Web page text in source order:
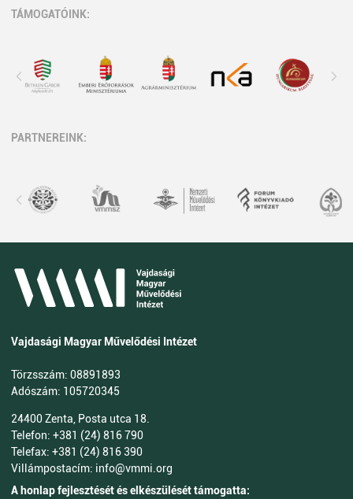
TÁMOGATÓINK:
PARTNEREINK:
Vajdasági Magyar Művelődési Intézet
Törzsszám: 08891893
Adószám: 105720345
24400 Zenta, Posta utca 18.
Telefon: +381 (24) 816 790
Telefax: +381 (24) 816 390
Villámpostacím: info@vmmi.org
A honlap fejlesztését és elkészülését támogatta: